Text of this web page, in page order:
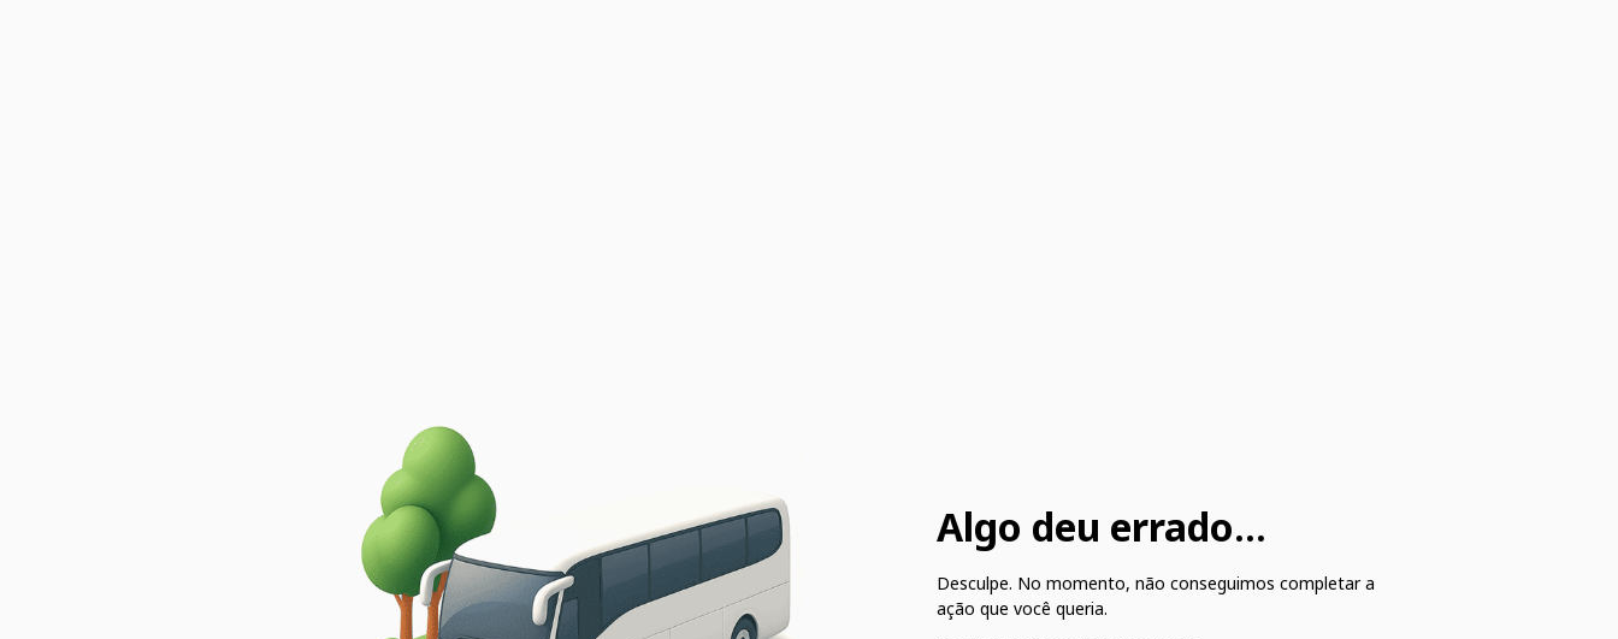
Algo deu errado...
Desculpe. No momento, não conseguimos completar a
ação que você queria.